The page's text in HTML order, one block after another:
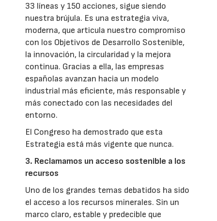
33 líneas y 150 acciones, sigue siendo
nuestra brújula. Es una estrategia viva,
moderna, que articula nuestro compromiso
con los Objetivos de Desarrollo Sostenible,
la innovación, la circularidad y la mejora
continua. Gracias a ella, las empresas
españolas avanzan hacia un modelo
industrial más eficiente, más responsable y
más conectado con las necesidades del
entorno.
El Congreso ha demostrado que esta
Estrategia está más vigente que nunca.
3. Reclamamos un acceso sostenible a los
recursos
Uno de los grandes temas debatidos ha sido
el acceso a los recursos minerales. Sin un
marco claro, estable y predecible que